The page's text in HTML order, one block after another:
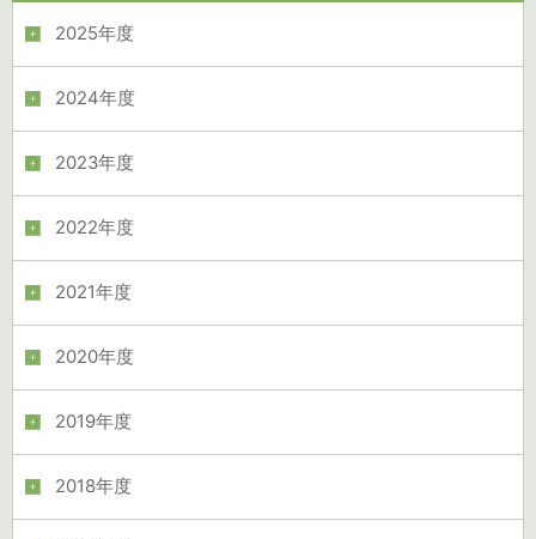
2025年度
2024年度
2023年度
2022年度
2021年度
2020年度
2019年度
2018年度